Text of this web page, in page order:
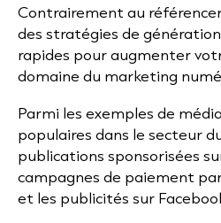
Contrairement au
des stratégies de
rapides pour augmenter
domaine du marketing
Parmi les exemples de
populaires dans le secteur
publications sponsorisées
campagnes de paiement
et les publicités sur